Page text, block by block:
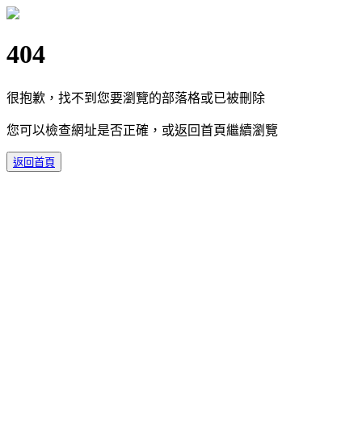
404
很抱歉，找不到您要瀏覽的部落格或已被刪除
您可以檢查網址是否正確，或返回首頁繼續瀏覽
返回首頁